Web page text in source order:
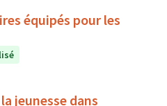
équipés pour les
jeunesse dans